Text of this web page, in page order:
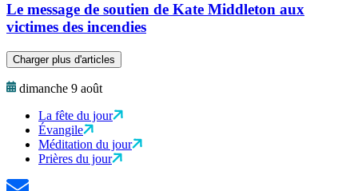
Le message de soutien de Kate Middleton aux
victimes des incendies
Charger plus d'articles
dimanche 9 août
La fête du jour
Évangile
Méditation du jour
Prières du jour